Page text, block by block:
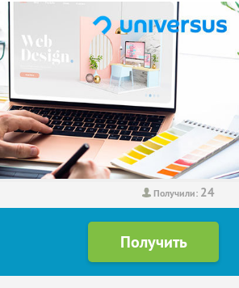
Получили: 24